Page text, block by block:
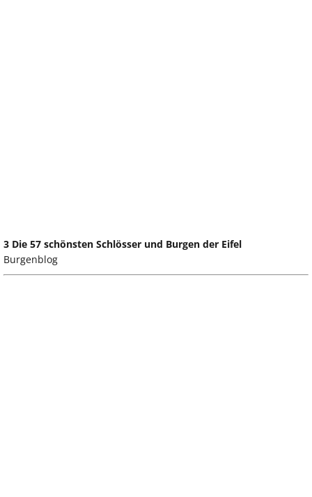
3 Die 57 schönsten Schlösser und Burgen der Eifel
Burgenblog